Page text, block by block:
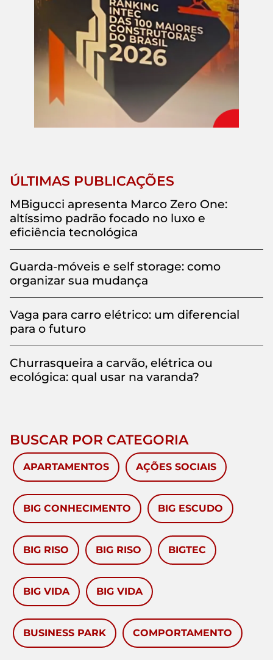
ÚLTIMAS PUBLICAÇÕES
MBigucci apresenta Marco Zero One:
altíssimo padrão focado no luxo e
eficiência tecnológica
Guarda-móveis e self storage: como
organizar sua mudança
Vaga para carro elétrico: um diferencial
para o futuro
Churrasqueira a carvão, elétrica ou
ecológica: qual usar na varanda?
BUSCAR POR CATEGORIA
APARTAMENTOS AÇÕES SOCIAIS
BIG CONHECIMENTO BIG ESCUDO
BIG RISO BIG RISO BIGTEC
BIG VIDA BIG VIDA
BUSINESS PARK COMPORTAMENTO